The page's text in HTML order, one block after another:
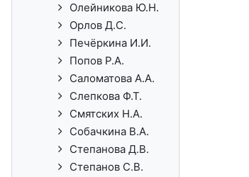
Олейникова Ю.Н.
Орлов Д.С.
Печёркина И.И.
Попов Р.А.
Саломатова А.А.
Слепкова Ф.Т.
Смятских Н.А.
Собачкина В.А.
Степанова Д.В.
Степанов С.В.